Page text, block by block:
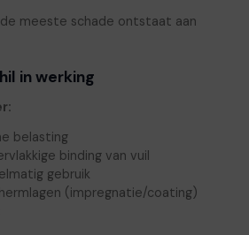
meeste schade ontstaat aan
in werking
belasting
binding van vuil
gebruik
(impregnatie/coating)